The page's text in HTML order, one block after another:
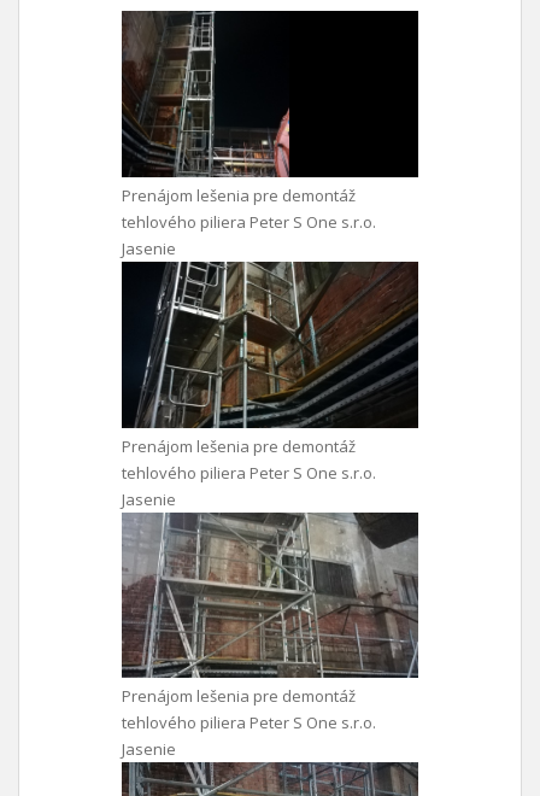
Prenájom lešenia pre demontáž
tehlového piliera Peter S One s.r.o.
Jasenie
Prenájom lešenia pre demontáž
tehlového piliera Peter S One s.r.o.
Jasenie
Prenájom lešenia pre demontáž
tehlového piliera Peter S One s.r.o.
Jasenie